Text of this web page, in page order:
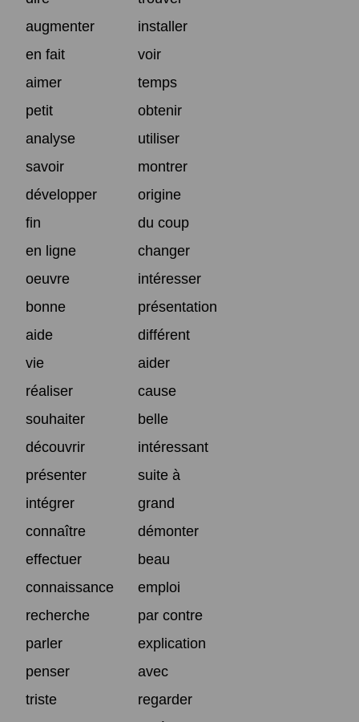
augmenter
installer
en fait
voir
aimer
temps
petit
obtenir
analyse
utiliser
savoir
montrer
développer
origine
fin
du coup
en ligne
changer
oeuvre
intéresser
bonne
présentation
aide
différent
vie
aider
réaliser
cause
souhaiter
belle
découvrir
intéressant
présenter
suite à
intégrer
grand
connaître
démonter
effectuer
beau
connaissance
emploi
recherche
par contre
parler
explication
penser
avec
triste
regarder